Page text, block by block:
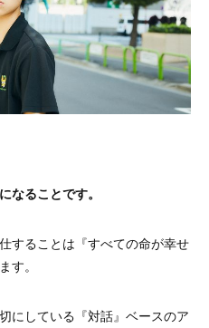
なることです。
することは『すべての命が幸せ
す。
にしている『対話』ベースのア